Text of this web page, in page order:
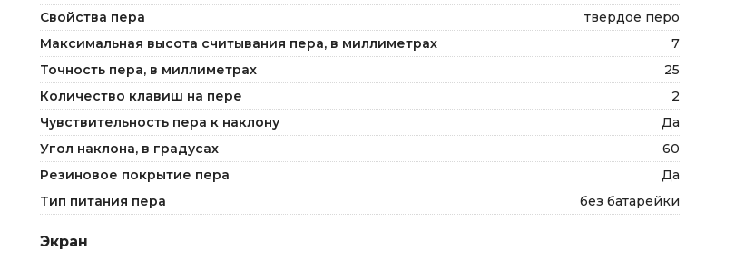
Свойства пера
твердое перо
Максимальная высота считывания пера, в миллиметрах
7
Точноcть пера, в миллиметрах
25
Количество клавиш на пере
2
Чувствительность пера к наклону
Да
Угол наклона, в градусах
60
Резиновое покрытие пера
Да
Тип питания пера
без батарейки
Экран